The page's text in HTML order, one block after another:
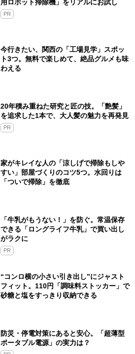
用ロボット掃除機」をリアルにお試し
PR
今行きたい、関西の「工場見学」スポッ
ト3つ。無料で楽しめて、絶品グルメも味
わえる
20年積み重ねた研究と匠の技。「艶髪」
を追求した1本で、大人髪の魅力を再発見
PR
家がキレイな人の「涼しげで掃除もしや
すい」部屋づくりのコツ5つ。水回りは
「ついで掃除」を徹底
「牛乳がもうない！」を防ぐ。常温保存
できる「ロングライフ牛乳」で買い出し
がラクに
PR
“コンロ横の小さい引き出し”にジャスト
フィット。110円「調味料ストッカー」で
砂糖と塩をすっきり収納できる
防災・停電対策にあると安心。「超薄型
ポータブル電源」の実力は？​